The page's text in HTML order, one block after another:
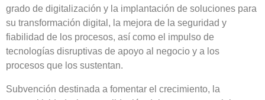
grado de digitalización y la implantación de soluciones para
su transformación digital, la mejora de la seguridad y
fiabilidad de los procesos, así como el impulso de
tecnologías disruptivas de apoyo al negocio y a los
procesos que los sustentan.
Subvención destinada a fomentar el crecimiento, la